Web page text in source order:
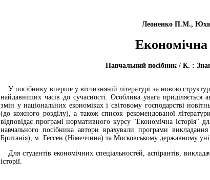
Леоненко П.М.,
Економічна
Навчальний посібник / К. :
У посібнику вперше у вітчизняній літературі за новою
найдавніших часів до сучасності. Особлива увага
змін у національних економіках і світовому господарстві
(до кожного розділу), а також список рекомендованої
відповідає програмі нормативного курсу "Економічна історія"
навчального посібника автори врахували програми
Британія), м. Гессен (Німеччина) та Московському державному
Для студентів економічних спеціальностей, аспірантів,
історії.